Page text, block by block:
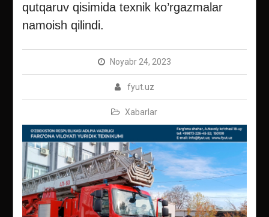
qutqaruv qisimida texnik ko’rgazmalar
namoish qilindi.
Noyabr 24, 2023
fyut.uz
Xabarlar